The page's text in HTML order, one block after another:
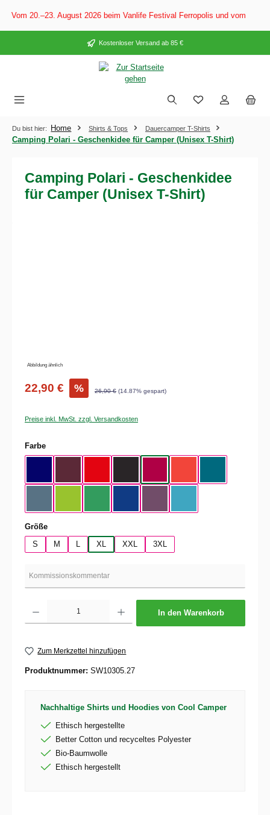
springen
20.–23. August 2026 beim Vanlife Festival Ferropolis und vom 28.
Kostenloser Versand ab 85 €
Du bist hier: Home Shirts & Tops Dauercamper T-Shirts
Camping Polari - Geschenkidee für Camper (Unisex T-Shirt)
Camping Polari - Geschenkidee
für Camper (Unisex T-Shirt)
Abbildung ähnlich
22,90 € % 26,90 € (14.87% gespart)
Preise inkl. MwSt. zzgl. Versandkosten
Farbeauswählen
Größeauswählen
S
M XL XXL 3XL
In den Warenkorb
Zum Merkzettel hinzufügen
Produktnummer: SW10305.27
Nachhaltige Shirts und Hoodies von Cool Camper
Ethisch hergestellte
Better Cotton und recyceltes Polyester
Bio-Baumwolle
Ethisch hergestellt